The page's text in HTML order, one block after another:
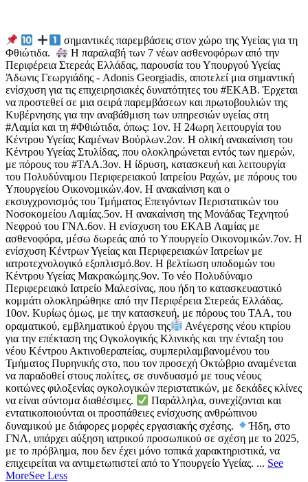
σημαντικές παρεμβάσεις στον χώρο της Υγείας για τη
Φθιώτιδα.
Η παραλαβή των 7 νέων ασθενοφόρων από την
Περιφέρεια Στερεάς Ελλάδας, παρουσία του Υπουργού Υγείας
Άδωνις Γεωργιάδης - Adonis Georgiadis, αποτελεί μια σημαντική
ενίσχυση για τις επιχειρησιακές δυνατότητες του #ΕΚΑΒ.Έρχεται
να προστεθεί σε μια σειρά παρεμβάσεων και πρωτοβουλιών της
Κυβέρνησης για την αναβάθμιση των υπηρεσιών υγείας στη
#Λαμία και τη #Φθιώτιδα, όπως: 1ον. Η 24ωρη λειτουργία του
Κέντρου Υγείας Καμένων Βούρλων.2ον. Η ολική ανακαίνιση του
Κέντρου Υγείας Στυλίδας, που ολοκληρώνεται εντός των ημερών,
με πόρους του #ΤΑΑ.3ον. Η ίδρυση, κατασκευή και λειτουργία
του Πολυδύναμου Περιφερειακού Ιατρείου Ραχών, με πόρους του
Υπουργείου Οικονομικών.4ον. Η ανακαίνιση και ο
εκσυγχρονισμός του Τμήματος Επειγόντων Περιστατικών του
Νοσοκομείου Λαμίας.5ον. Η ανακαίνιση της Μονάδας Τεχνητού
Νεφρού του ΓΝΛ.6ον. Η ενίσχυση του ΕΚΑΒ Λαμίας με
ασθενοφόρα, μέσω δωρεάς από το Υπουργείο Οικονομικών.7ον. Η
ενίσχυση Κέντρων Υγείας και Περιφερειακών Ιατρείων με
ιατροτεχνολογικό εξοπλισμό.8ον. Η βελτίωση υποδομών του
Κέντρου Υγείας Μακρακώμης.9ον. Το νέο Πολυδύναμο
Περιφερειακό Ιατρείο Μαλεσίνας, που ήδη το κατασκευαστικό
κομμάτι ολοκληρώθηκε από την Περιφέρεια Στερεάς Ελλάδας.
10ον. Κυρίως όμως, με την κατασκευή, με πόρους του ΤΑΑ, του
οραματικού, εμβληματικού έργου της
Ανέγερσης νέου κτιρίου
για την επέκταση της Ογκολογικής Κλινικής και την ένταξη του
νέου Κέντρου Ακτινοθεραπείας, συμπεριλαμβανομένου του
Τμήματος Πυρηνικής στο, που τον προσεχή Οκτώβριο αναμένεται
να παραδοθεί στους πολίτες, σε συνδυασμό με τους νέους
κοιτώνες φιλοξενίας ογκολογικών περιστατικών, με δεκάδες κλίνες
να είναι σύντομα διαθέσιμες.
Παράλληλα, συνεχίζονται και
εντατικοποιούνται οι προσπάθειες ενίσχυσης ανθρώπινου
δυναμικού με διάφορες μορφές εργασιακής σχέσης.
Ήδη, στο
ΓΝΛ, υπάρχει αύξηση ιατρικού προσωπικού σε σχέση με το 2025,
με το πρόβλημα, που δεν έχει μόνο τοπικά χαρακτηριστικά, να
επιχειρείται να αντιμετωπιστεί από το Υπουργείο Υγείας. ... See
MoreSee Less